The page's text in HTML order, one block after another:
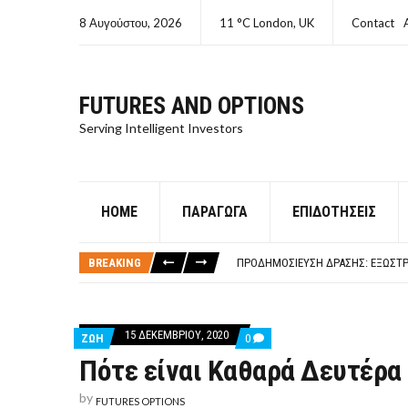
8 Αυγούστου, 2026 11 °C London, UK Contact
FUTURES AND OPTIONS
Serving Intelligent Investors
HOME ΠΑΡΆΓΩΓΑ ΕΠΙΔΟΤΉΣΕΙΣ
BREAKING
ΠΡΟΔΗΜΟΣΊΕΥΣΗ ΔΡΆΣΗΣ:
ΤΑΜΕΊΟ ΜΙΚΡΟΠΙΣΤΏΣΕΩΝ ΣΥΧΝΈΣ
ΖΩΗ 15 ΔΕΚΕΜΒΡΊΟΥ, 2020 0 COMMENTS
ON
ΠΌΤΕ
ΕΊΝΑΙ
Πότε είναι Καθαρά Δευτέρα
by FUTURES OPTIONS